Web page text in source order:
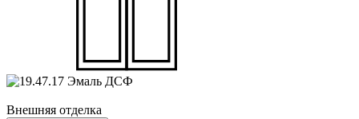
Внешняя отделка